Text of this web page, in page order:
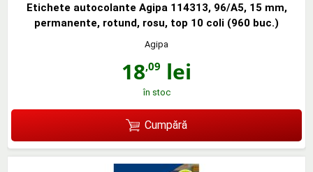
Etichete autocolante Agipa 114313, 96/A5, 15 mm,
permanente, rotund, rosu, top 10 coli (960 buc.)
Agipa
18,09 lei
în stoc
Cumpără